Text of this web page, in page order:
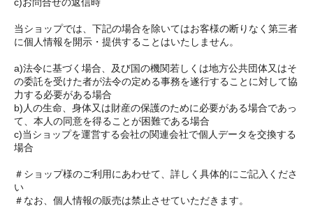
当ショップでは、下記の場合を除いてはお客様の断りなく第三者
に個人情報を開示・提供することはいたしません。
a)法令に基づく場合、及び国の機関若しくは地方公共団体又はそ
の委託を受けた者が法令の定める事務を遂行することに対して協
力する必要がある場合
b)人の生命、身体又は財産の保護のために必要がある場合であっ
て、本人の同意を得ることが困難である場合
c)当ショップを運営する会社の関連会社で個人データを交換する
場合
＃ショップ様のご利用にあわせて、詳しく具体的にご記入くださ
い
＃なお、個人情報の販売は禁止させていただきます。